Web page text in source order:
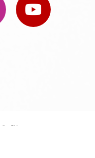
Si haces una captura se